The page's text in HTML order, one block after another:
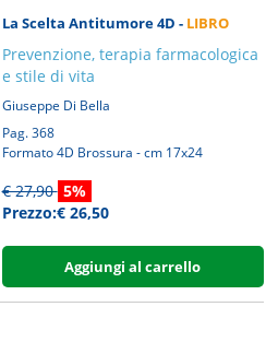
La Scelta Antitumore 4D - LIBRO
Prevenzione, terapia farmacologica
e stile di vita
Giuseppe Di Bella
Pag. 368
Formato 4D Brossura - cm 17x24
€ 27,90 5%
Prezzo:€ 26,50
Aggiungi al carrello